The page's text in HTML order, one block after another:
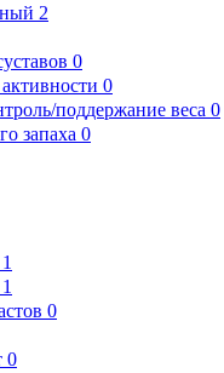
2
0
0
поддержание веса 0
запаха 0
1
1
0
0